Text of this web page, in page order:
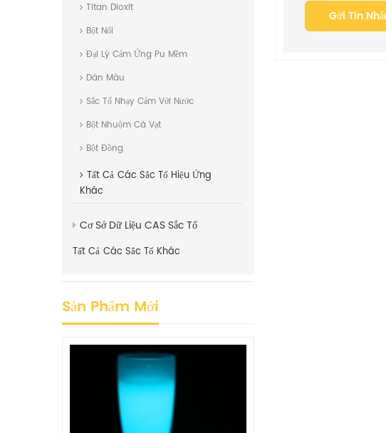
Titan Dioxit
Bột Nổi
Đại Lý Cảm Ứng Pu Mềm
Dán Màu
Sắc Tố Nhạy Cảm Với Nước
Bột Nhuộm Cà Vạt
Bột Đồng
Tất Cả Các Sắc Tố Hiệu Ứng
Khác
Cơ Sở Dữ Liệu CAS Sắc Tố
Tất Cả Các Sắc Tố Khác
Sản Phẩm Mới